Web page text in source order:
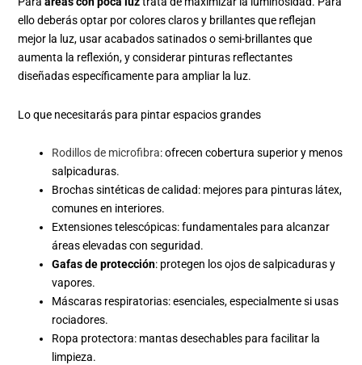
ello deberás optar por colores claros y brillantes que reflejan
mejor la luz, usar acabados satinados o semi-brillantes que
aumenta la reflexión, y considerar pinturas reflectantes
diseñadas específicamente para ampliar la luz.
Lo que necesitarás para pintar espacios grandes
Rodillos de microfibra: ofrecen cobertura superior y menos
salpicaduras.
Brochas sintéticas de calidad: mejores para pinturas látex,
comunes en interiores.
Extensiones telescópicas: fundamentales para alcanzar
áreas elevadas con seguridad.
Gafas de protección: protegen los ojos de salpicaduras y
vapores.
Máscaras respiratorias: esenciales, especialmente si usas
rociadores.
Ropa protectora: mantas desechables para facilitar la
limpieza.